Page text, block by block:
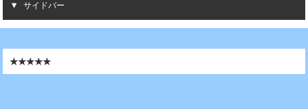
サイドバー
★★★★★